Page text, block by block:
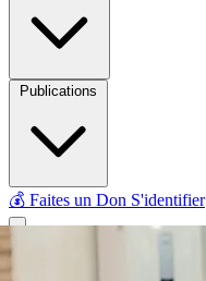
Publications
💰 Faites un Don S'identifier